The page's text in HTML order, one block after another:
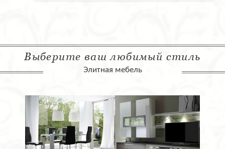
Выберите ваш любимый стиль
Элитная мебель